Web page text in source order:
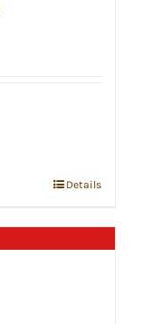
Details